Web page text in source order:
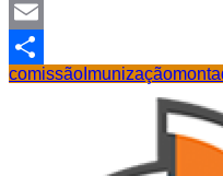
Facebook
Email
Share
comissão Imunização